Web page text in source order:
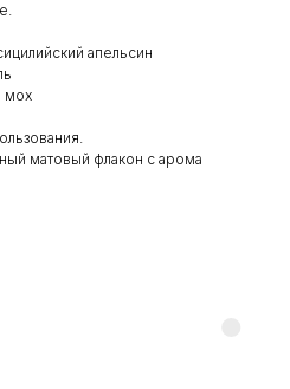
апельсин
мох
матовый флакон с арома